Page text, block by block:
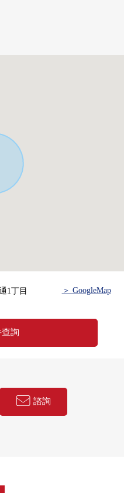
屋買賣、繼承對策、財
一定在這個機會要定
1丁目 ＞ GoogleMap
詢
諮詢